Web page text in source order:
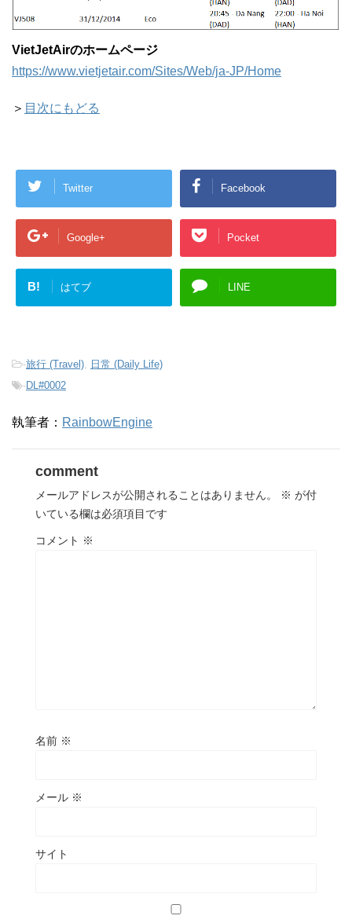
VietJetAirのホームページ
https://www.vietjetair.com/Sites/Web/ja-JP/Home
＞ 目次にもどる
Twitter Facebook
Google+ Pocket
B! はてブ LINE
-旅行 (Travel)
日常 (Daily Life)
-DL#0002
執筆者： RainbowEngine
comment
メールアドレスが公開されることはありません。 ※ が付
いている欄は必須項目です
コメント ※
名前 ※
メール ※
サイト